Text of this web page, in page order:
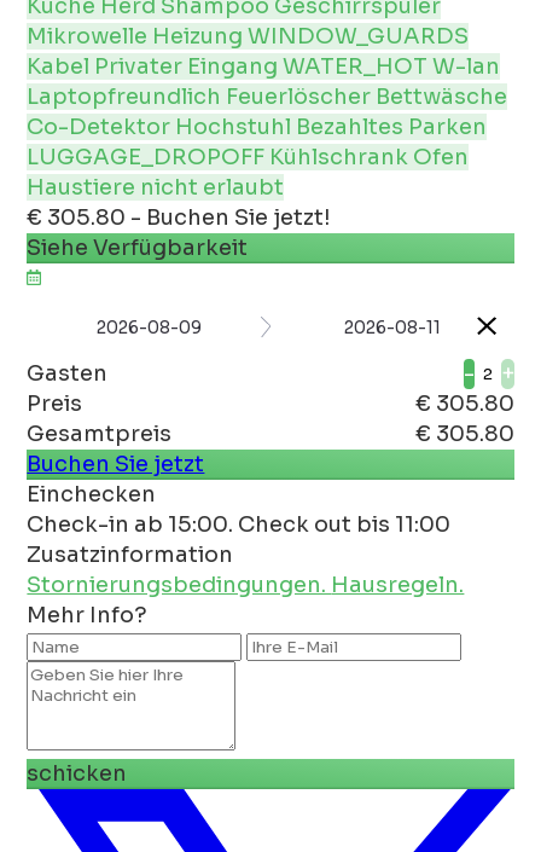
Küche Herd Shampoo Geschirrspüler
Mikrowelle HeizungWINDOW_GUARDS
Kabel Privater EingangWATER_HOTW-lan
Laptopfreundlich Feuerlöscher Bettwäsche
Co-Detektor Hochstuhl Bezahltes Parken
LUGGAGE_DROPOFF Kühlschrank Ofen
Haustiere nicht erlaubt
€ 305.80 - Buchen Sie jetzt!
Siehe Verfügbarkeit
2026-08-09 2026-08-11
Gasten -
+
Preis
€ 305.80
Gesamtpreis
€ 305.80
Buchen Sie jetzt
Einchecken
Check-in ab 15:00. Check out bis 11:00
Zusatzinformation
Stornierungsbedingungen. Hausregeln.
Mehr Info?
schicken